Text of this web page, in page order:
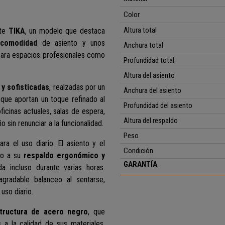
TIKA, un modelo que destaca
de asiento y unos
espacios profesionales como
sofisticadas, realzadas por un
aportan un toque refinado al
actuales, salas de espera,
sin renunciar a la funcionalidad.
el uso diario. El asiento y el
a su respaldo ergonómico y
incluso durante varias horas.
balanceo al sentarse,
diario.
de acero negro, que
Color
Altura total
Anchura total
Profundidad total
Altura del asiento
Anchura del asiento
Profundidad del asiento
Altura del respaldo
Peso
Condición
GARANTÍA